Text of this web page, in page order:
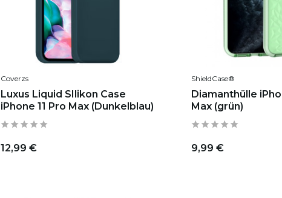
Coverzs
Luxus Liquid SIlikon Case
iPhone 11 Pro Max (Dunkelblau)
12,99 €
ShieldCase®
Diamanthülle
Max (grün)
9,99 €